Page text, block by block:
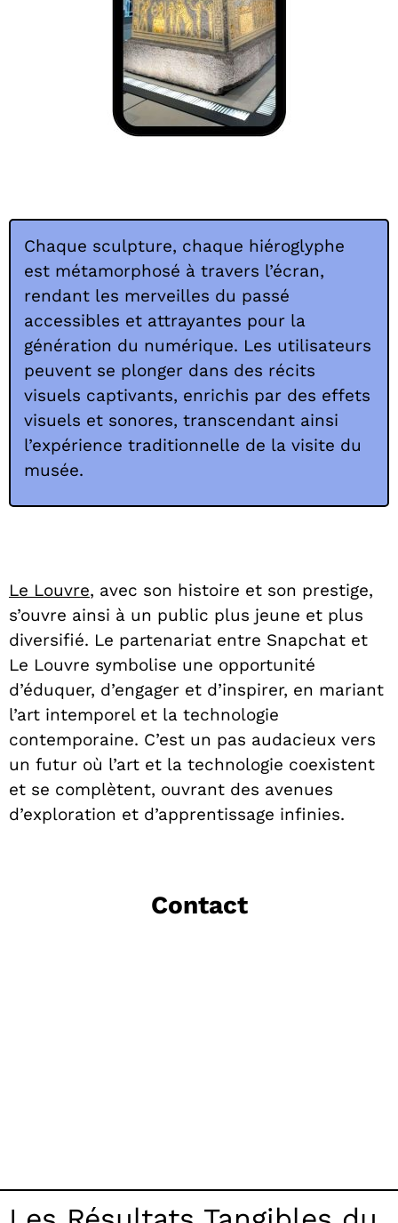
Chaque sculpture, chaque hiéroglyphe
est métamorphosé à travers l’écran,
rendant les merveilles du passé
accessibles et attrayantes pour la
génération du numérique. Les utilisateurs
peuvent se plonger dans des récits
visuels captivants, enrichis par des effets
visuels et sonores, transcendant ainsi
l’expérience traditionnelle de la visite du
musée.
Le Louvre, avec son histoire et son prestige,
s’ouvre ainsi à un public plus jeune et plus
diversifié. Le partenariat entre Snapchat et
Le Louvre symbolise une opportunité
d’éduquer, d’engager et d’inspirer, en mariant
l’art intemporel et la technologie
contemporaine. C’est un pas audacieux vers
un futur où l’art et la technologie coexistent
et se complètent, ouvrant des avenues
d’exploration et d’apprentissage infinies.
Contact